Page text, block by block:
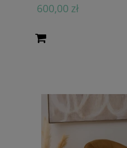
600,00 zł